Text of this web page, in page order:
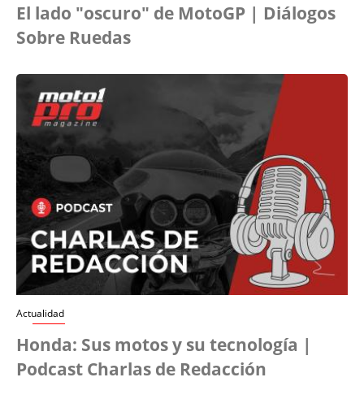
El lado "oscuro" de MotoGP | Diálogos
Sobre Ruedas
Actualidad
Honda: Sus motos y su tecnología |
Podcast Charlas de Redacción